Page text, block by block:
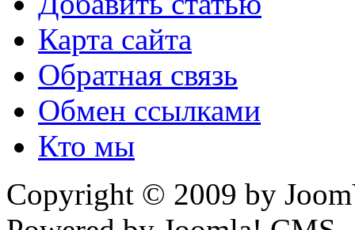
Карта сайта
Обратная связь
Обмен ссылками
Кто мы
Copyright © 2009 by